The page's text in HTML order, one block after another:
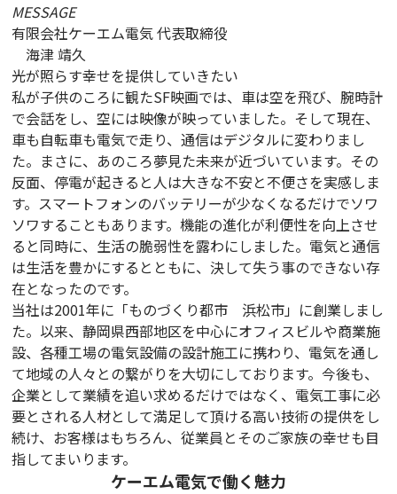
MESSAGE
有限会社ケーエム電気 代表取締役
海津 靖久
光が照らす幸せを提供していきたい
私が子供のころに観たSF映画では、車は空を飛び、腕時計
で会話をし、空には映像が映っていました。そして現在、
車も自転車も電気で走り、通信はデジタルに変わりまし
た。まさに、あのころ夢見た未来が近づいています。その
反面、停電が起きると人は大きな不安と不便さを実感しま
す。スマートフォンのバッテリーが少なくなるだけでソワ
ソワすることもあります。機能の進化が利便性を向上させ
ると同時に、生活の脆弱性を露わにしました。電気と通信
は生活を豊かにするとともに、決して失う事のできない存
在となったのです。
当社は2001年に「ものづくり都市 浜松市」に創業しまし
た。以来、静岡県西部地区を中心にオフィスビルや商業施
設、各種工場の電気設備の設計施工に携わり、電気を通し
て地域の人々との繋がりを大切にしております。今後も、
企業として業績を追い求めるだけではなく、電気工事に必
要とされる人材として満足して頂ける高い技術の提供をし
続け、お客様はもちろん、従業員とそのご家族の幸せも目
指してまいります。
ケーエム電気で働く魅力